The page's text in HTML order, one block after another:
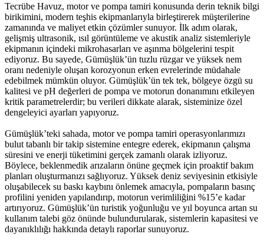
Tecrübe Havuz, motor ve pompa tamiri konusunda derin teknik bilgi
birikimini, modern teşhis ekipmanlarıyla birleştirerek müşterilerine
zamanında ve maliyet etkin çözümler sunuyor. İlk adım olarak,
gelişmiş ultrasonik, ısıl görüntüleme ve akustik analiz sistemleriyle
ekipmanın içindeki mikrohasarları ve aşınma bölgelerini tespit
ediyoruz. Bu sayede, Gümüşlük’ün tuzlu rüzgar ve yüksek nem
oranı nedeniyle oluşan korozyonun erken evrelerinde müdahale
edebilmek mümkün oluyor. Gümüşlük’ün tek tek, bölgeye özgü su
kalitesi ve pH değerleri de pompa ve motorun donanımını etkileyen
kritik parametrelerdir; bu verileri dikkate alarak, sisteminize özel
dengeleyici ayarları yapıyoruz.
Gümüşlük’teki sahada, motor ve pompa tamiri operasyonlarımızı
bulut tabanlı bir takip sistemine entegre ederek, ekipmanın çalışma
süresini ve enerji tüketimini gerçek zamanlı olarak izliyoruz.
Böylece, beklenmedik arızaların önüne geçmek için proaktif bakım
planları oluşturmanızı sağlıyoruz. Yüksek deniz seviyesinin etkisiyle
oluşabilecek su baskı kaybını önlemek amacıyla, pompaların basınç
profilini yeniden yapılandırıp, motorun verimliliğini %15’e kadar
artırıyoruz. Gümüşlük’ün turistik yoğunluğu ve yıl boyunca artan su
kullanım talebi göz önünde bulundurularak, sistemlerin kapasitesi ve
dayanıklılığı hakkında detaylı raporlar sunuyoruz.